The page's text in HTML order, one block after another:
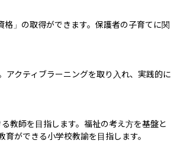
」の取得ができます。保護者の子育てに関
クティブラーニングを取り入れ、実践的に
教師を目指します。福祉の考え方を基盤と
ができる小学校教諭を目指します。